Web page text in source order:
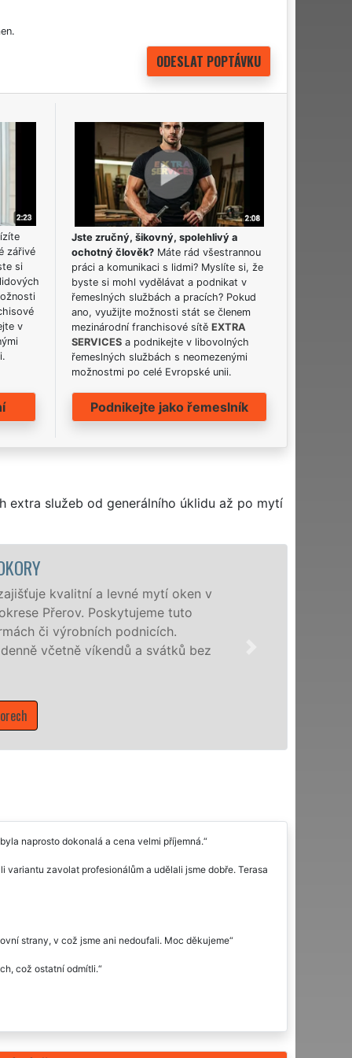
zářivé
si
v
Jste zručný, šikovný, spolehlivý a
ochotný člověk? Máte rád všestrannou
práci a komunikaci s lidmi? Myslíte si, že
byste si mohl vydělávat a podnikat v
řemeslných službách a pracích? Pokud
ano, využijte možnosti stát se členem
mezinárodní franchisové sítěEXTRA
SERVICES a podnikejte v libovolných
řemeslných službách s neomezenými
možnostmi po celé Evropské unii.
Podnikejte jako řemeslník
extra služeb od generálního úklidu až po mytí
kvalitní a levné mytí oken v
Přerov. Poskytujeme tuto
či výrobních podnicích.
včetně víkendů a svátků bez
naprosto dokonalá a cena velmi příjemná.
zavolat profesionálům a udělali jsme dobře. Terasa
strany, v což jsme ani nedoufali. Moc děkujeme
což ostatní odmítli.